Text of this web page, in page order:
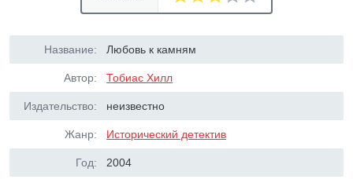
Название: Любовь к камням
Автор: Тобиас Хилл
Издательство: неизвестно
Жанр: Исторический детектив
Год: 2004